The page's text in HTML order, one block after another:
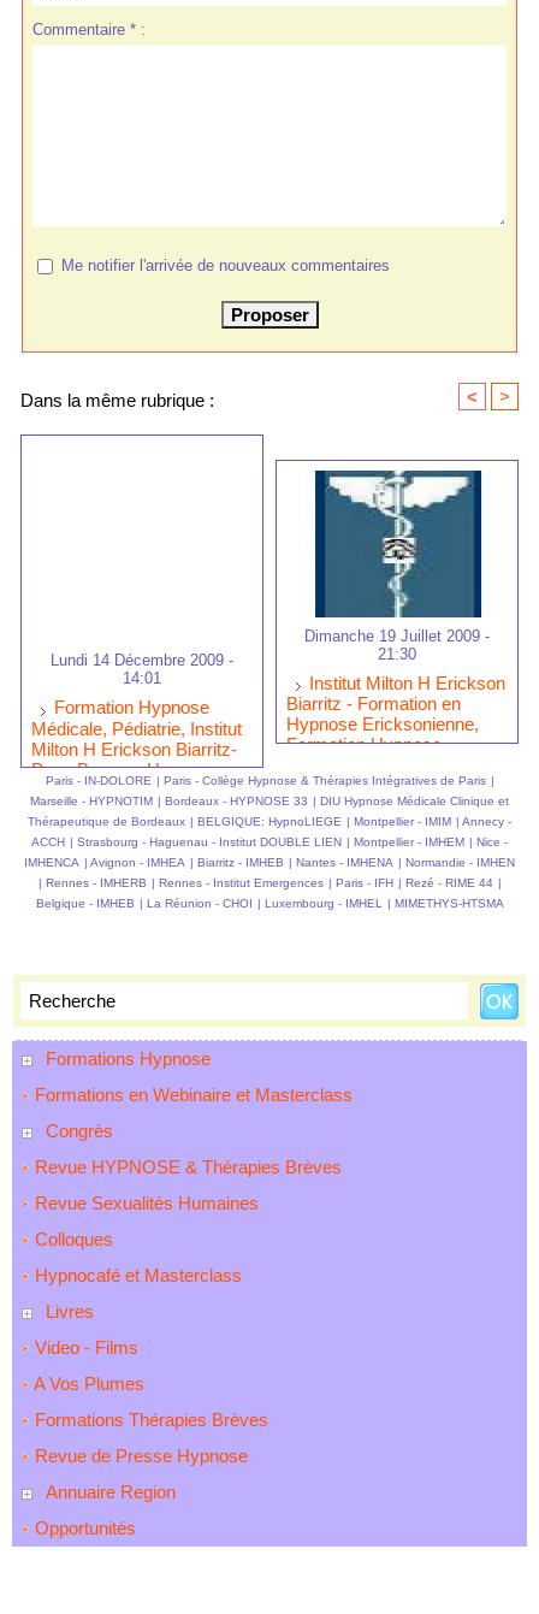
Formations Hypnose
Formations en Webinaire et Masterclass
Congrès
Revue HYPNOSE & Thérapies Brèves
Revue Sexualités Humaines
Colloques
Hypnocafé et Masterclass
Livres
Video - Films
A Vos Plumes
Formations Thérapies Brèves
Revue de Presse Hypnose
Annuaire Region
Opportunités
Commentaire * :
Me notifier l'arrivée de nouveaux commentaires
Dans la même rubrique : < >
Lundi 14 Décembre 2009 -
14:01
Formation Hypnose
Médicale, Pédiatrie, Institut
Milton H Erickson Biarritz-
Pays Basque, Hypnose
Médicale et Pédiatrie
Dimanche 19 Juillet 2009 -
21:30
Institut Milton H Erickson
Biarritz - Formation en
Hypnose Ericksonienne,
Formation Hypnose
Paris - IN-DOLORE Paris - Collège Hypnose & Thérapies Intégratives de Paris
Marseille - HYPNOTIM
Bordeaux - HYPNOSE 33
DIU Hypnose Médicale Clinique et
Thérapeutique de Bordeaux
BELGIQUE: HypnoLIEGE Montpellier - IMIM
Annecy -
ACCH
Strasbourg - Haguenau - Institut DOUBLE LIEN Montpellier - IMHEM
Nice -
IMHENCA
Avignon - IMHEA Biarritz - IMHEB Nantes - IMHENA
Normandie - IMHEN
Rennes - IMHERB Rennes - Institut Emergences Paris - IFH Rezé - RIME 44
Belgique - IMHEB
La Réunion - CHOI Luxembourg - IMHEL MIMETHYS-HTSMA